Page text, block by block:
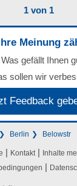
1 von 1
Meinung
Was gefällt Ihnen
sollen wir
Feedback
Berlin Belowstr
| Kontakt | Inhalte
|